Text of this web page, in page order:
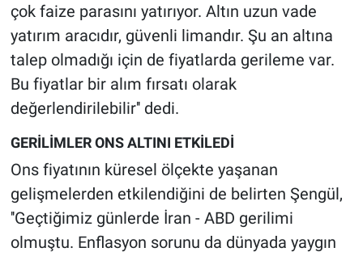
çok faize parasını yatırıyor. Altın uzun vade
yatırım aracıdır, güvenli limandır. Şu an altına
talep olmadığı için de fiyatlarda gerileme var.
Bu fiyatlar bir alım fırsatı olarak
değerlendirilebilir'' dedi.
GERİLİMLER ONS ALTINI ETKİLEDİ
Ons fiyatının küresel ölçekte yaşanan
gelişmelerden etkilendiğini de belirten Şengül,
''Geçtiğimiz günlerde İran - ABD gerilimi
olmuştu. Enflasyon sorunu da dünyada yaygın